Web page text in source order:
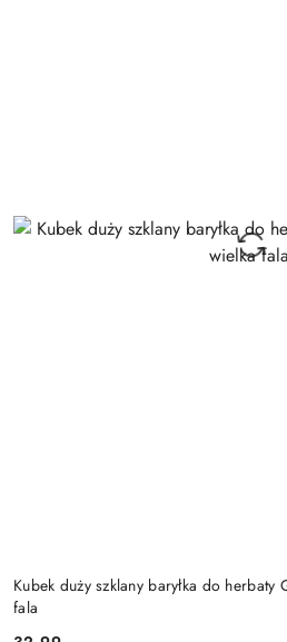
Kubek duży szklany baryłka do
fala